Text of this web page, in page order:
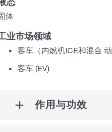
体
业市场领域
客车（内燃机ICE和混合
客车 (EV)
作用与功效